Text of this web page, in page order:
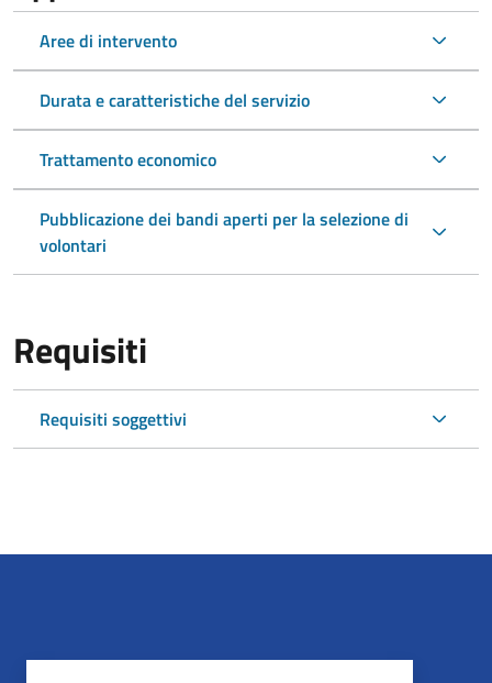
Aree di intervento
Durata e caratteristiche del servizio
Trattamento economico
Pubblicazione dei bandi aperti per la selezione di
volontari
Requisiti
Requisiti soggettivi